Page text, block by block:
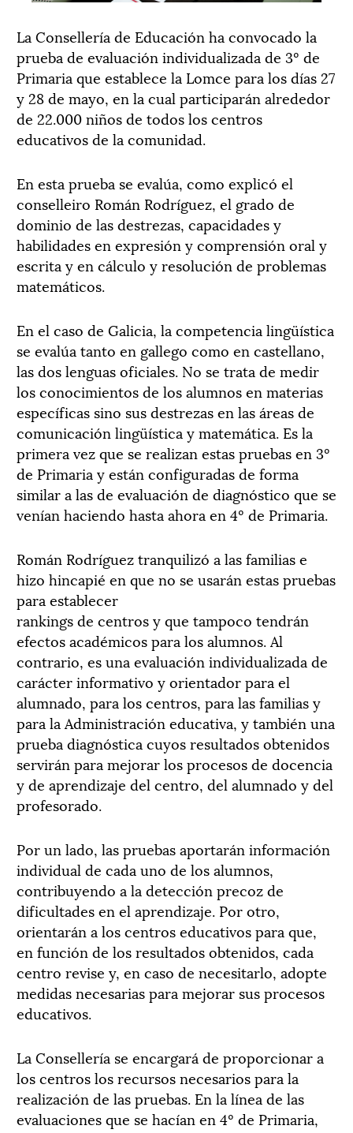
La Consellería de Educación ha convocado la
prueba de evaluación individualizada de 3º de
Primaria que establece la Lomce para los días 27
y 28 de mayo, en la cual participarán alrededor
de 22.000 niños de todos los centros
educativos de la comunidad.
En esta prueba se evalúa, como explicó el
conselleiro Román Rodríguez, el grado de
dominio de las destrezas, capacidades y
habilidades en expresión y comprensión oral y
escrita y en cálculo y resolución de problemas
matemáticos.
En el caso de Galicia, la competencia lingüística
se evalúa tanto en gallego como en castellano,
las dos lenguas oficiales. No se trata de medir
los conocimientos de los alumnos en materias
específicas sino sus destrezas en las áreas de
comunicación lingüística y matemática. Es la
primera vez que se realizan estas pruebas en 3º
de Primaria y están configuradas de forma
similar a las de evaluación de diagnóstico que se
venían haciendo hasta ahora en 4º de Primaria.
Román Rodríguez tranquilizó a las familias e
hizo hincapié en que no se usarán estas pruebas
para establecer
rankings de centros y que tampoco tendrán
efectos académicos para los alumnos. Al
contrario, es una evaluación individualizada de
carácter informativo y orientador para el
alumnado, para los centros, para las familias y
para la Administración educativa, y también una
prueba diagnóstica cuyos resultados obtenidos
servirán para mejorar los procesos de docencia
y de aprendizaje del centro, del alumnado y del
profesorado.
Por un lado, las pruebas aportarán información
individual de cada uno de los alumnos,
contribuyendo a la detección precoz de
dificultades en el aprendizaje. Por otro,
orientarán a los centros educativos para que,
en función de los resultados obtenidos, cada
centro revise y, en caso de necesitarlo, adopte
medidas necesarias para mejorar sus procesos
educativos.
La Consellería se encargará de proporcionar a
los centros los recursos necesarios para la
realización de las pruebas. En la línea de las
evaluaciones que se hacían en 4º de Primaria,